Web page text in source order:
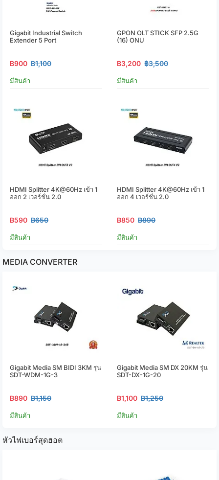
Gigabit Industrial Switch
Extender 5 Port
฿900 ฿1,100
มีสินค้า
GPON OLT STICK SFP 2.5G
(16) ONU
฿3,200 ฿3,500
มีสินค้า
HDMI Splitter 4K@60Hz เข้า 1
ออก 2 เวอร์ชั่น 2.0
฿590 ฿650
มีสินค้า
HDMI Splitter 4K@60Hz เข้า 1
ออก 4 เวอร์ชั่น 2.0
฿850 ฿890
มีสินค้า
MEDIA CONVERTER
Gigabit Media SM BIDI 3KM รุ่น
SDT-WDM-1G-3
฿890 ฿1,150
มีสินค้า
Gigabit Media SM DX 20KM รุ่น
SDT-DX-1G-20
฿1,100 ฿1,250
มีสินค้า
หัวไฟเบอร์สุดฮอต